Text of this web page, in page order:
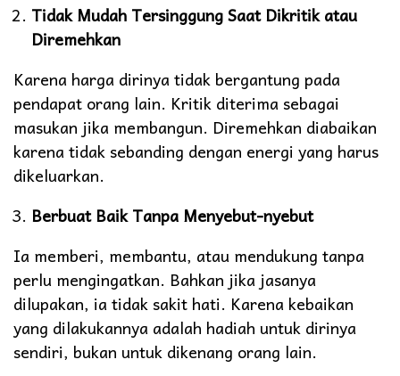
Tidak Mudah Tersinggung Saat Dikritik atau
Diremehkan
Karena harga dirinya tidak bergantung pada
pendapat orang lain. Kritik diterima sebagai
masukan jika membangun. Diremehkan diabaikan
karena tidak sebanding dengan energi yang harus
dikeluarkan.
Berbuat Baik Tanpa Menyebut-nyebut
Ia memberi, membantu, atau mendukung tanpa
perlu mengingatkan. Bahkan jika jasanya
dilupakan, ia tidak sakit hati. Karena kebaikan
yang dilakukannya adalah hadiah untuk dirinya
sendiri, bukan untuk dikenang orang lain.